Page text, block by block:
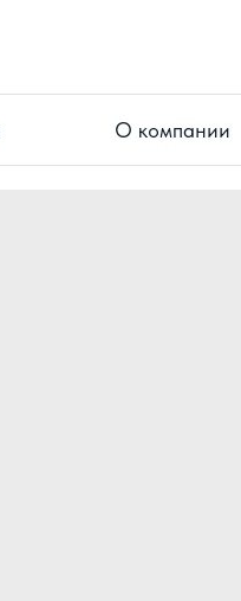
О компании